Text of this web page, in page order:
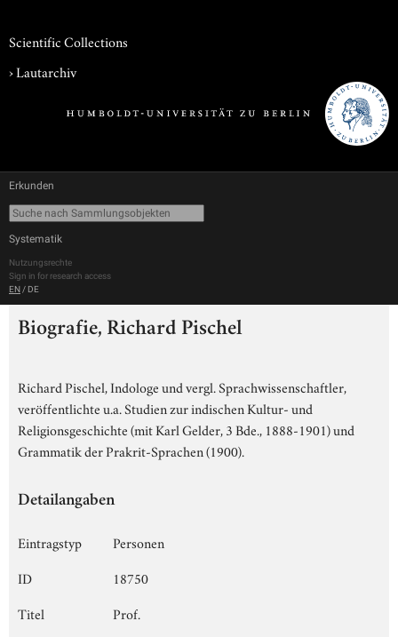
Scientific Collections
›Lautarchiv
Erkunden
Systematik
Nutzungsrechte
Sign in for research access
EN / DE
Biografie, Richard Pischel
Richard Pischel, Indologe und vergl. Sprachwissenschaftler,
veröffentlichte u.a. Studien zur indischen Kultur- und
Religionsgeschichte (mit Karl Gelder, 3 Bde., 1888-1901) und
Grammatik der Prakrit-Sprachen (1900).
Detailangaben
Eintragstyp
Personen
ID
18750
Titel
Prof.